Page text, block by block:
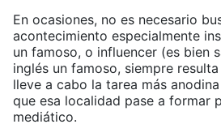
En ocasiones, no es necesario
acontecimiento especialmente
un famoso, o influencer (es bien
inglés un famoso, siempre
lleve a cabo la tarea más
que esa localidad pase a formar
mediático.